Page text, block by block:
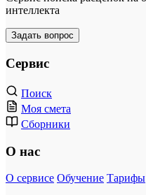
интеллекта
Задать вопрос
Сервис
Поиск
Моя смета
Сборники
О нас
О сервисе Обучение Тарифы